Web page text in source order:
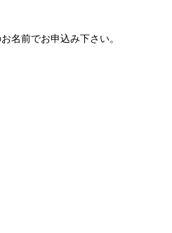
名前でお申込み下さい。